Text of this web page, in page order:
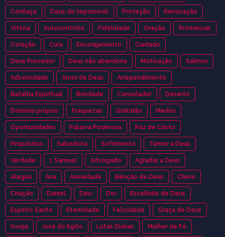
Confiaça Deus do impossível Proteção Renovação
Vitória Autocontrole Fidelidade Oração Promessas
Coração Cura Encorajamento Cuidado
Deus Provedor Deus não abandona Motivação Salmos
Adversidade Amor de Deus Arrependimento
Batalha Espiritual Bondade Consolador Deserto
Dominio próprio Fraquezas Gratidão Medos
Oportunidades Palavra Poderosa Paz de Cristo
Propósitos Sabedoria Sofrimento Temor a Deus
Verdade 1 Samuel Advogado Agradar a Deus
Alegria Ana Ansiedade Bênção de Deus Choro
Criação Daniel Davi Dor Escolhido de Deus
Espírito Santo Eternidade Felicidade Graça de Deus
Inveja José do Egito Lutas Diárias Mulher de Fé